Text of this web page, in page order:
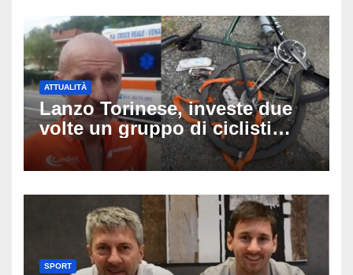
ATTUALITÀ
Lanzo Torinese, investe due
volte un gruppo di ciclisti
dopo una lite: arrestato
73enne, il racconto choc di un
SPORT